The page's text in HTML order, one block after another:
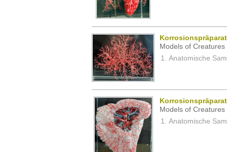
Models of
Anatomische
Models of
Anatomische